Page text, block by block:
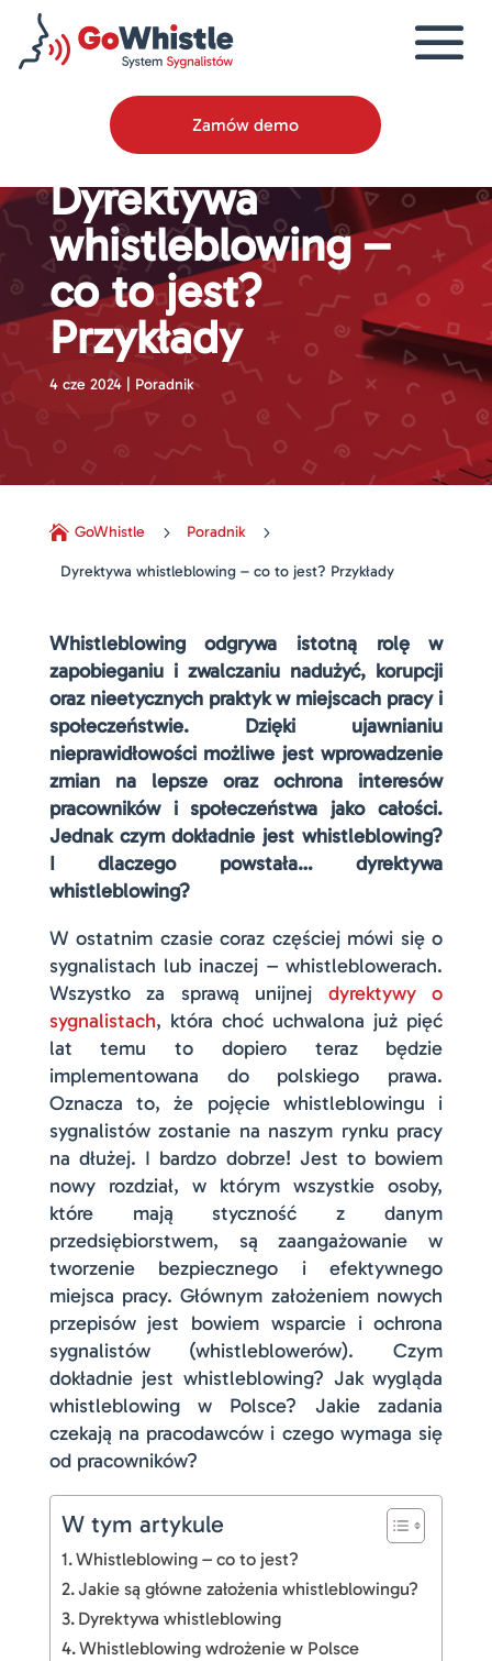
Zamów demo
Dyrektywa
whistleblowing –
co to jest?
Przykłady
4 cze 2024| Poradnik
 GoWhistle 5 Poradnik 5
Dyrektywa whistleblowing – co to jest? Przykłady
Whistleblowing odgrywa istotną rolę w
zapobieganiu i zwalczaniu nadużyć, korupcji
oraz nieetycznych praktyk w miejscach pracy i
społeczeństwie. Dzięki ujawnianiu
nieprawidłowości możliwe jest wprowadzenie
zmian na lepsze oraz ochrona interesów
pracowników i społeczeństwa jako całości.
Jednak czym dokładnie jest whistleblowing?
I dlaczego powstała… dyrektywa
whistleblowing?
W ostatnim czasie coraz częściej mówi się o
sygnalistach lub inaczej – whistleblowerach.
Wszystko za sprawą unijnej dyrektywy o
sygnalistach, która choć uchwalona już pięć
lat temu to dopiero teraz będzie
implementowana do polskiego prawa.
Oznacza to, że pojęcie whistleblowingu i
sygnalistów zostanie na naszym rynku pracy
na dłużej. I bardzo dobrze! Jest to bowiem
nowy rozdział, w którym wszystkie osoby,
które mają styczność z danym
przedsiębiorstwem, są zaangażowanie w
tworzenie bezpiecznego i efektywnego
miejsca pracy. Głównym założeniem nowych
przepisów jest bowiem wsparcie i ochrona
sygnalistów (whistleblowerów). Czym
dokładnie jest whistleblowing? Jak wygląda
whistleblowing w Polsce? Jakie zadania
czekają na pracodawców i czego wymaga się
od pracowników?
W tym artykule
Whistleblowing – co to jest?
Jakie są główne założenia whistleblowingu?
Dyrektywa whistleblowing
Whistleblowing wdrożenie w Polsce